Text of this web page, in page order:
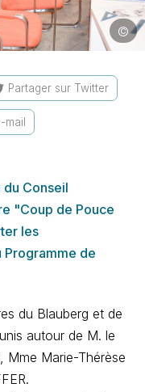
©
Partager sur Twitter
mail
du Conseil
"Coup de Pouce
les
Programme de
du Blauberg et de
autour de M. le
Mme Marie-Thérèse